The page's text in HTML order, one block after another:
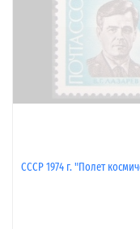
СССР 1974 г. "Полет